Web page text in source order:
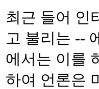
최근 들어 인
고 불리는 --
에서는 이를
하여 언론은